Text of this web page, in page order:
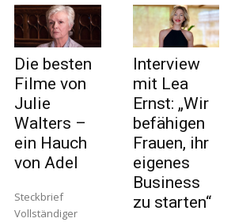
Die besten
Filme von
Julie
Walters –
ein Hauch
von Adel
Steckbrief
Vollständiger
Interview
mit Lea
Ernst: „Wir
befähigen
Frauen, ihr
eigenes
Business
zu starten“